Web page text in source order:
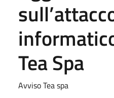
Tea Spa
Avviso Tea spa